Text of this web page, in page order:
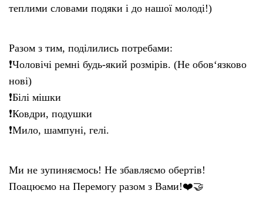
теплими словами подяки і до нашої молоді!)
Разом з тим, поділились потребами:
❗️Чоловічі ремні будь-який розмірів. (Не обов‘язково
нові)
❗️Білі мішки
❗️Ковдри, подушки
❗️Мило, шампуні, гелі.
Ми не зупиняємось! Не збавляємо обертів!
Поацюємо на Перемогу разом з Вами!❤️🤝